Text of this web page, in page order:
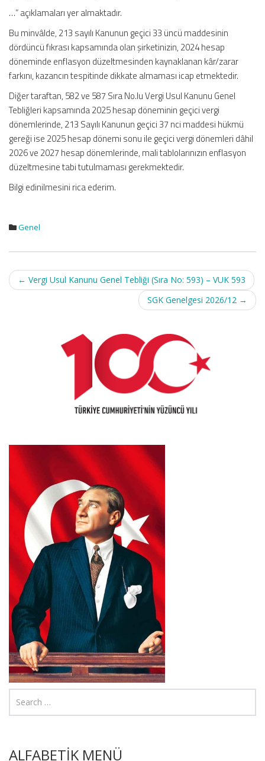
…” açıklamaları yer almaktadır.
Bu minvâlde, 213 sayılı Kanunun geçici 33 üncü maddesinin
dördüncü fıkrası kapsamında olan şirketinizin, 2024 hesap
döneminde enflasyon düzeltmesinden kaynaklanan kâr/zarar
farkını, kazancın tespitinde dikkate almaması icap etmektedir.
Diğer taraftan, 582 ve 587 Sıra No.lu Vergi Usul Kanunu Genel
Tebliğleri kapsamında 2025 hesap döneminin geçici vergi
dönemlerinde, 213 Sayılı Kanunun geçici 37 nci maddesi hükmü
gereği ise 2025 hesap dönemi sonu ile geçici vergi dönemleri dâhil
2026 ve 2027 hesap dönemlerinde, mali tablolarınızın enflasyon
düzeltmesine tabi tutulmaması gerekmektedir.
Bilgi edinilmesini rica ederim.
Genel
Post
navigation
← Vergi Usul Kanunu Genel Tebliği (Sıra No: 593) – VUK 593
SGK Genelgesi 2026/12 →
ALFABETİK MENÜ